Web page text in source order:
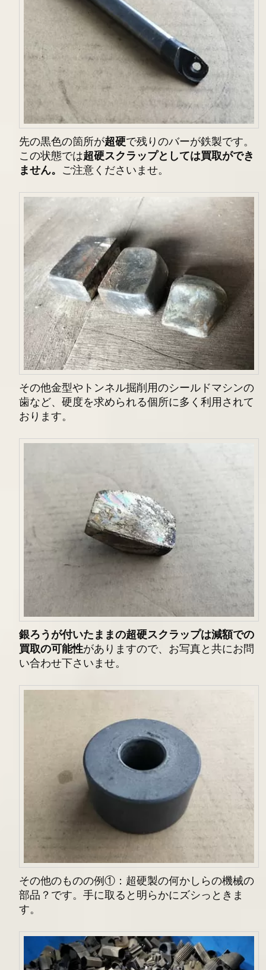
先の黒色の箇所が超硬で残りのバーが鉄製です。
この状態では超硬スクラップとしては買取ができ
ません。
ご注意くださいませ。
その他金型やトンネル掘削用のシールドマシンの
歯など、硬度を求められる個所に多く利用されて
おります。
銀ろうが付いたままの超硬スクラップは減額での
買取の可能性がありますので、お写真と共にお問
い合わせ下さいませ。
その他のものの例①：超硬製の何かしらの機械の
部品？です。手に取ると明らかにズシっときま
す。